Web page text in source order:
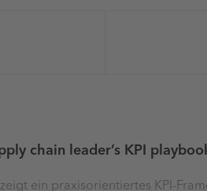
chain leader’s KPI
ein praxisorientiertes KPI-